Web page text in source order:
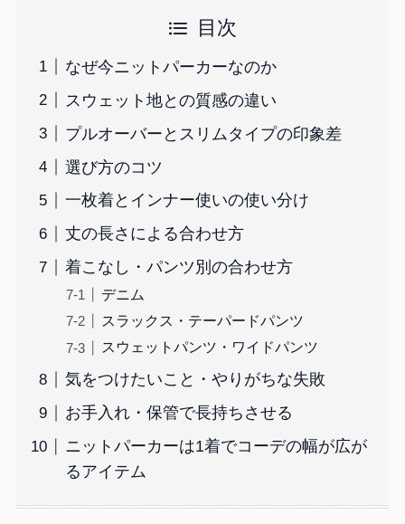
目次
なぜ今ニットパーカーなのか
スウェット地との質感の違い
プルオーバーとスリムタイプの印象差
選び方のコツ
一枚着とインナー使いの使い分け
丈の長さによる合わせ方
着こなし・パンツ別の合わせ方
デニム
スラックス・テーパードパンツ
スウェットパンツ・ワイドパンツ
気をつけたいこと・やりがちな失敗
お手入れ・保管で長持ちさせる
ニットパーカーは1着でコーデの幅が広が
るアイテム